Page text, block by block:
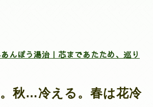
んぽう湯治｜芯まであたため、巡り
秋…冷える。春は花冷